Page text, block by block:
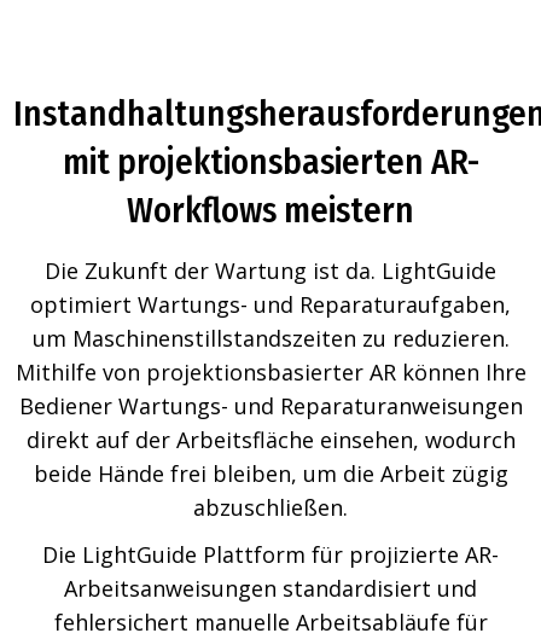
mit projektionsbasierten AR-
Workflows meistern
Die Zukunft der Wartung ist da. LightGuide
optimiert Wartungs- und Reparaturaufgaben,
um Maschinenstillstandszeiten zu reduzieren.
Mithilfe von projektionsbasierter AR können Ihre
Bediener Wartungs- und Reparaturanweisungen
direkt auf der Arbeitsfläche einsehen, wodurch
beide Hände frei bleiben, um die Arbeit zügig
abzuschließen.
Die LightGuide Plattform für projizierte AR-
Arbeitsanweisungen standardisiert und
fehlersichert manuelle Arbeitsabläufe für